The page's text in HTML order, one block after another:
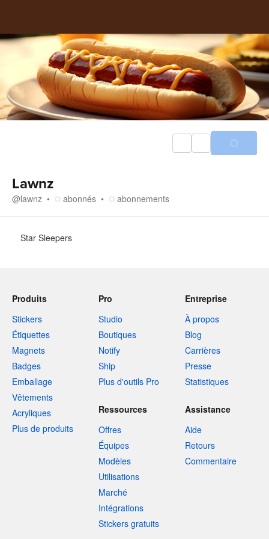
Lawnz
@lawnz abonnés abonnements
Star Sleepers
Produits
Stickers
Étiquettes
Magnets
Badges
Emballage
Vêtements
Acryliques
Plus de produits
Pro
Studio
Boutiques
Notify
Ship
Plus d'outils Pro
Entreprise
À propos
Blog
Carrières
Presse
Statistiques
Ressources
Offres
Équipes
Modèles
Utilisations
Marché
Intégrations
Stickers gratuits
Assistance
Aide
Retours
Commentaire